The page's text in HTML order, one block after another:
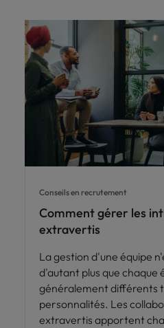
Conseils en recrutement
Comment gérer les
extravertis
La gestion d'une équipe
d'autant plus que chaque
généralement différents
personnalités. Les
extravertis apportent